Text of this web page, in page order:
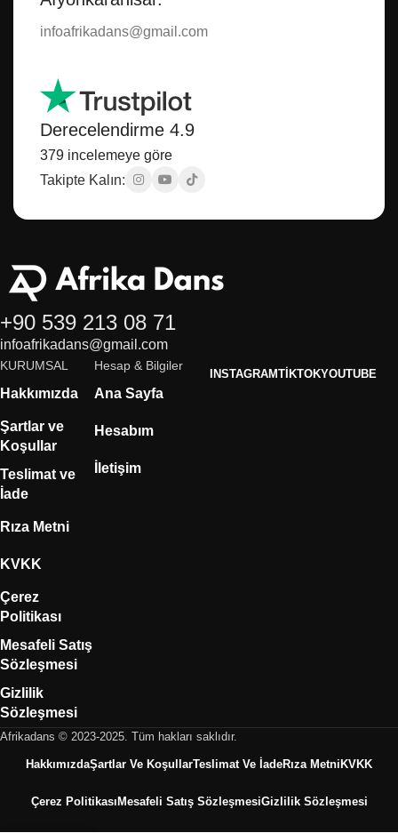
infoafrikadans@gmail.com
Derecelendirme 4.9
379 incelemeye göre
Takipte Kalın:
+90 539 213 08 71
infoafrikadans@gmail.com
KURUMSAL
Hakkımızda
Şartlar ve
Koşullar
Teslimat ve
İade
Rıza Metni
KVKK
Çerez
Politikası
Mesafeli Satış
Sözleşmesi
Gizlilik
Sözleşmesi
Hesap & Bilgiler
Ana Sayfa
Hesabım
İletişim
INSTAGRAMTIKTOKYOUTUBE
Afrikadans © 2023-2025. Tüm hakları saklıdır.
HakkımızdaŞartlar Ve KoşullarTeslimat Ve İadeRıza Metni KVKK
Çerez Politikası Mesafeli Satış SözleşmesiGizlilik Sözleşmesi